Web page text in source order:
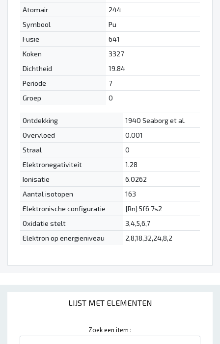
LIJST MET ELEMENTEN
Zoek een item :
Atomair
244
Symbool
Pu
Fusie
641
Koken
3327
Dichtheid
19.84
Periode
7
Groep
0
Ontdekking
1940 Seaborg et al.
Overvloed
0.001
Straal
0
Elektronegativiteit
1.28
Ionisatie
6.0262
Aantal isotopen
163
Elektronische configuratie
[Rn] 5f6 7s2
Oxidatie stelt
3,4,5,6,7
Elektron op energieniveau
2,8,18,32,24,8,2